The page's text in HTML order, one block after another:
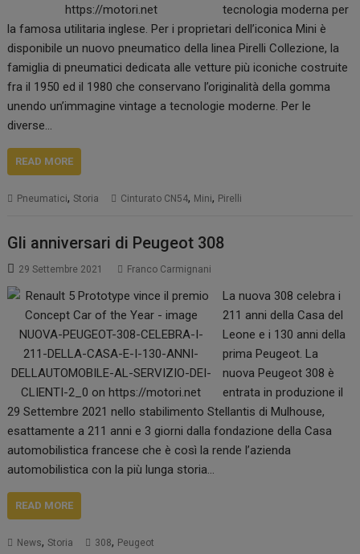
tecnologia moderna per
la famosa utilitaria inglese. Per i proprietari dell’iconica Mini è
disponibile un nuovo pneumatico della linea Pirelli Collezione, la
famiglia di pneumatici dedicata alle vetture più iconiche costruite
fra il 1950 ed il 1980 che conservano l’originalità della gomma
unendo un’immagine vintage a tecnologie moderne. Per le
diverse…
READ MORE
Pneumatici,Storia Cinturato CN54, Mini, Pirelli
Gli anniversari di Peugeot 308
29 Settembre 2021 Franco Carmignani
La nuova 308 celebra i
211 anni della Casa del
Leone e i 130 anni della
prima Peugeot. La
nuova Peugeot 308 è
entrata in produzione il
29 Settembre 2021 nello stabilimento Stellantis di Mulhouse,
esattamente a 211 anni e 3 giorni dalla fondazione della Casa
automobilistica francese che è così la rende l’azienda
automobilistica con la più lunga storia…
READ MORE
News,Storia 308, Peugeot